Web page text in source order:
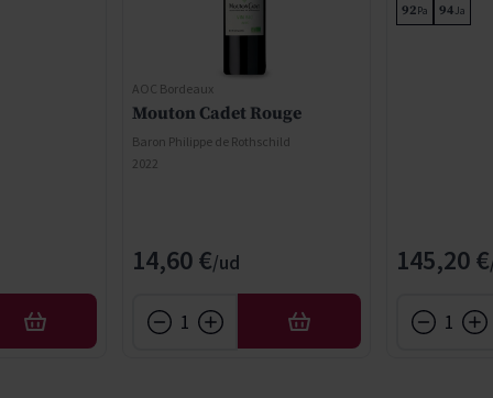
AÑADIR
AOC Bordeaux
Mouton Cadet Rouge
Baron Philippe de Rothschild
2022
14,60 €
AÑADIR
92Pa 94Ja
145,20 €